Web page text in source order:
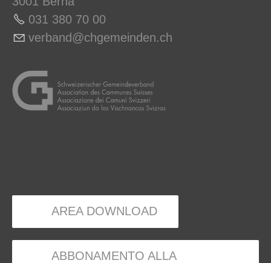
031 380 70 00
v rb nd chg m nd n ch
AREA DOWNLOAD
ABBONAMENTO ALLA